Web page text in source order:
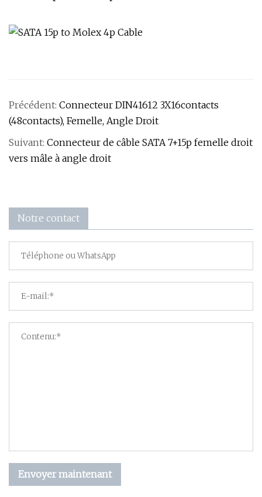
Précédent: Connecteur DIN41612 3X16contacts
(48contacts), Femelle, Angle Droit
Suivant: Connecteur de câble SATA 7+15p femelle droit
vers mâle à angle droit
Notre contact
Envoyer maintenant